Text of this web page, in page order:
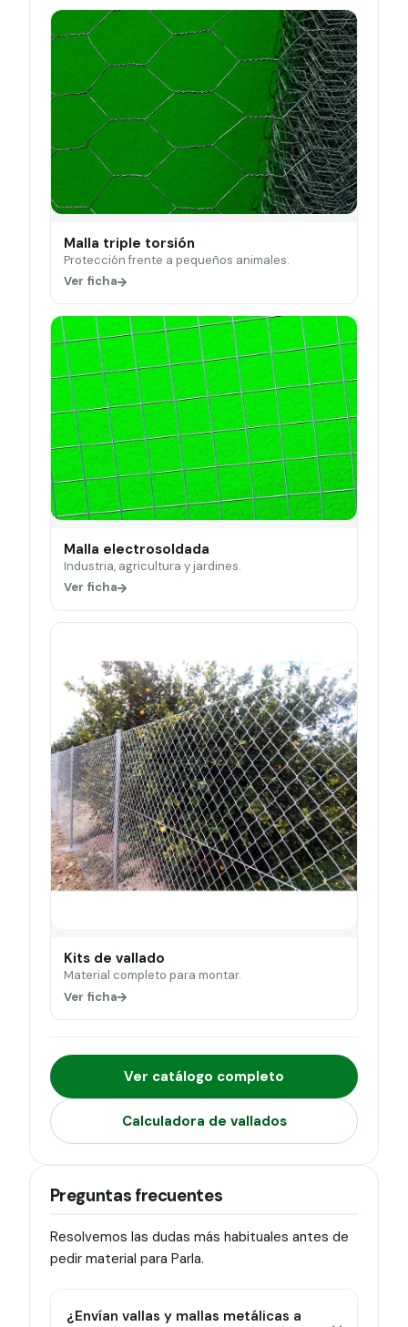
Malla triple torsión
Protección frente a pequeños animales.
Ver ficha
Malla electrosoldada
Industria, agricultura y jardines.
Ver ficha
Kits de vallado
Material completo para montar.
Ver ficha
Ver catálogo completo
Calculadora de vallados
Preguntas frecuentes
Resolvemos las dudas más habituales antes de
pedir material para Parla.
¿Envían vallas y mallas metálicas a